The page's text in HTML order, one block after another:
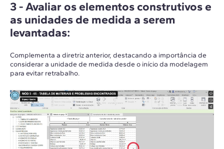
3 -Avaliar os elementos construtivos e
as unidades de medida a serem
levantadas:
Complementa a diretriz anterior, destacando a importância de
considerar a unidade de medida desde o início da modelagem
para evitar retrabalho.